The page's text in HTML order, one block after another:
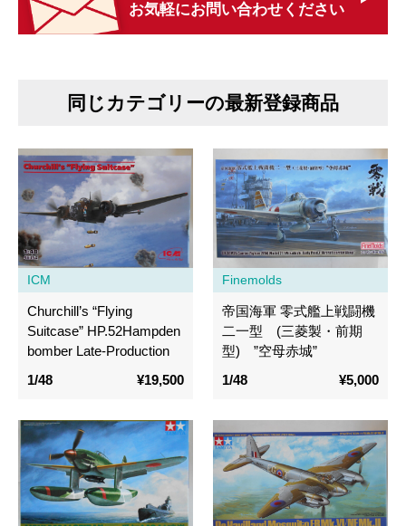
お気軽にお問い合わせください
同じカテゴリーの最新登録商品
ICM
Churchill’s “Flying
Suitcase” HP.52Hampden
bomber Late-Production
1/48
¥19,500
Finemolds
帝国海軍 零式艦上戦闘機
二一型 (三菱製・前期
型) ”空母赤城”
1/48
¥5,000